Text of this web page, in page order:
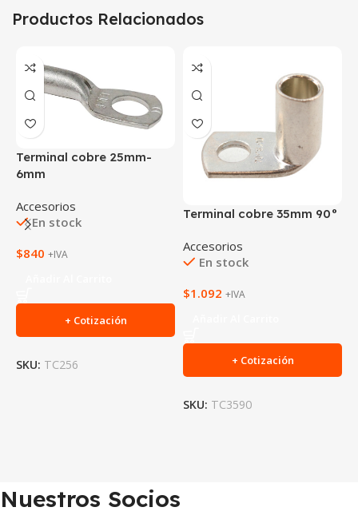
Productos Relacionados
Terminal cobre 25mm-
6mm
Accesorios
En stock
$840 +IVA
+ Cotización
SKU: TC256
Terminal cobre 35mm 90°
Accesorios
En stock
$1.092 +IVA
+ Cotización
SKU: TC3590
Nuestros Socios